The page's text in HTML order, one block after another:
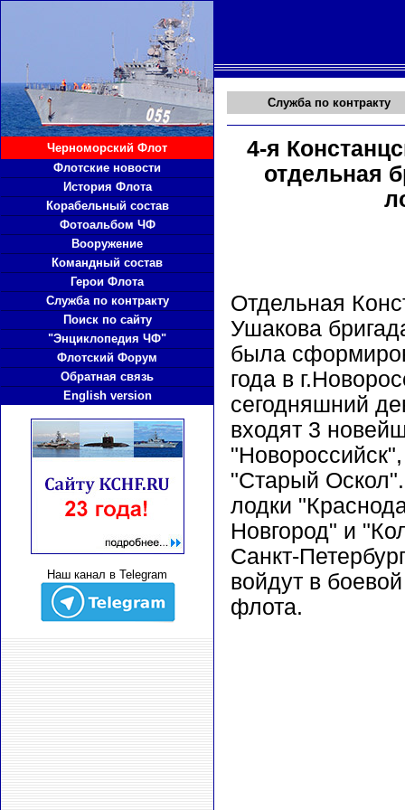
Черноморский Флот
Флотские новости
История Флота
Корабельный состав
Фотоальбом ЧФ
Вооружение
Командный состав
Герои Флота
Служба по контракту
Поиск по сайту
"Энциклопедия ЧФ"
Флотский Форум
Обратная связь
English version
Наш канал в Telegram
Служба по контракту
4-я
отдельная
Отдельная
Ушакова
была
года в
сегодняшний
входят 3
"Старый
лодки
Новгород" и
Санкт-
войдут в
флота.